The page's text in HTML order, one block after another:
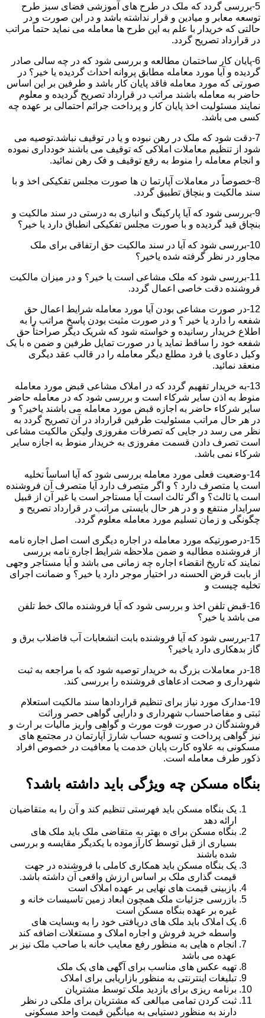
5-بررسی گردد که ملک در طرح های آموزشی فضای سبز طرح
توسعه معابر و میادین و قرار نداشته باشد و در این صورت و در
حالتی که خریدار با علم به این طرح ها معامله می نماید حتماً مراتب
در قرارداد تصریح گردد.
6-پایان کار ساختمان مطالعه و بررسی شود که در چه سالی صادر
گردیده و آیا مورد معامله مطابق پروانه احداث گردیده یا خیر؟ در
صورتی که مورد معامله فاقد پایان کار باشد و طرفین بر این اساس
حاضر به معامله باشند مراتب در قرارداد تصریح گردیده و معلوم
نمایند مسئولیت اخذ پایان کار و پرداخت جرائم احتمالی بر عهده چه
کسی می باشد.
7-دقت شود که ملک در رهن نبوده و یا در توقیف نباشد.توصیه می
شود از تنظیم معاملات املاکی که توقیف می باشند خودداری نموده
و انجام معامله را منوط به رفع توقیف و فک رهن نمائید.
8-خصوصاً در معاملات آپارتما ن ها صورت مجلس تفکیکی اخذ و با
سند مالکیت و بنچاق تطبیق گردد.
9-بررسی شود که آیا پارکینگ و انباری به درستی در سند مالکیت و
بنچاق قید گردیده و با صورت مجلس تفکیکی انطباق دارد یا خیر؟
10-بررسی شود که آیا در سند مالکیت حق ارتفاقی برای ملک
مجاور در نظر گرفته شده یاخیر؟
11-بررسی شود که ملک مشاعی است یا خیر؟ و در میزان مالکیت
فروشنده دقت خاصی اعمال گردد.
12-در صورت مشاعی بودن آیا مورد معامله شرایط اعمال حق
شفعه را دارد یا خیر ؟ و در صورت مثبت بودن پاسخ مراتب را به
اطلاع خریدار رسانیده و خواسته شود که شریک دیگر صراحتاً حق
شفعه خود را ساقط نماید یا در صورت تمایل طرفین و ضمن ه با یک
وکیل دعاوی یا فرد مطلع دیگر معامله را در قالب عقد دیگری
منعقد نمائید.
13-به خریدار تفهیم گردد که در املاک مشاعی قبض مورد معامله
منوط به اذن سایر شرکاء است و بررسی شود که در معامله حاضر
سایر شرکاء حاضر به اجازه قبض مورد معامله می باشند یاخیر؟ و
در هر حال مراتب مسئولیت طرفین قرارداد در آن تصریح گردد به
نظر می رسد در جایی که تصرفات مفروزی ولیکن مالکیت مشاعی
است تصرف دادن قسمت مفروزی به خریدار منوط به اجازه سایر
شرکاء نمی باشد.
14-وضعیت فعلی مورد معامله بررسی شود که آیا اساساً تخلیه
است یا متصرف دارد ؟ و اگر متصرف دارد آیا متصرف آن فروشنده
است یا ثالث؟ و اگر ثالث است آیا مستاجر است یا غیر آن از قبیل
سرایدار منتفع و و در هر حال بایستی مراتب در قرارداد تصریح و
چگونگی و زمان تسلیم مورد معامله معلوم گردد.
15-درصورتیکه مورد معامله در اجاره دیگری است اصل اجاره نامه
از فروشنده مطالبه و ضمن ملاحظه شرایط اجاره نامه بررسی
نمایند که تاریخ انقضاء اجاره چه زمانی می باشد و آیا مستاجر وجهی
از بابت قرض الحسنه در اختیار موجر دارد یا خیر؟ و ضمانت اجرای
تخلیه چیست و
16-قبض تلفن اخذ و بررسی شود که آیا فروشنده مالک خط تلفن
می باشد یا خیر؟
17-بررسی شود که آیا فروشنده بابت انشعابات آب فاضلاب برق و
گاز بدهکاری دارد یاخیر؟
18-در معاملات بزرگ به خریدار توصیه شود که با مراجعه به ثبت
شهرداری و صحت ادعاهای فروشنده را بررسی کند.
19-مدارک مورد نیاز برای تنظیم قراردادها سند مالکیت استعلام
ثبتی و مفاصاحساب شهرداری و دارایی گواهی حصر وراثت
فروشندگان در صورت فوت مورث و گواهی واریز مالیات بر ارث و
نیز گواهی پرداخت و تسویه حساب شارژ آپارتمان در مجتمع های
مسکونی به علاوه کارت پایان خدمت یا معافیت در خصوص افراد
ذکور طرف معامله است.
بنگاه مسکن چه ویژگی باید داشته باشد؟
یک بنگاه مسکن باید فهرستی تنظیم کند و آن را به متقاضیان
ارائه دهد
بنگاه مسکن برای ه بهتر به متقاضی ملک باید ملک های
بسیاری از قبل توسط کارآزموده با یکدیگر مقایسه و بررسی
شده باشند
یک بنگاه مسکن باید همکاری کاملی با فروشنده در جهت
قیمت گذاری ملک بر اساس ارزش واقعی آن داشته باشد.
بازبینی قیمت های نهایی بر عهده املاک است
بازرسی جزئیات ملک همچون ابعاد زمین تاسیسات خانه و
غیره بر عهده بنگاه مسکن است
یک املاک باید ملک های دریافتی خود را به وبسایت های
واسطه خرید فروش و اجاره املاک و مستغلات اضافه کند
انجام ه هایی به منظور رفع معایب خانه با صاحب ملک نیز بر
عهده می باشد
تهیه عکس های مناسب برای آگهی های یک ملک
تبلیغات اینترنتی به منظور بازاریابی برای املاک
برنامه ریزی برای بازدید ملک توسط مشتریان
ثبت کردن تمامی مبالغی که مشتریان برای ملکی در نظر
دارند به منظور دستیابی به میانگین قیمت واحد مسکونی